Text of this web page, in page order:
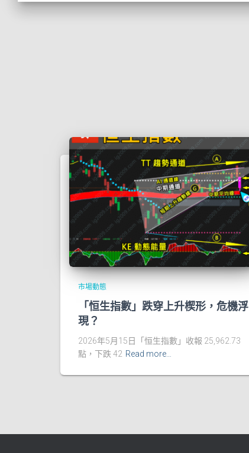
市場動態
「恒生指數」跌穿上升楔形，危機浮
現？
2026年5月15日「恒生指數」收報 25,962.73
點，下跌 42 Read more…